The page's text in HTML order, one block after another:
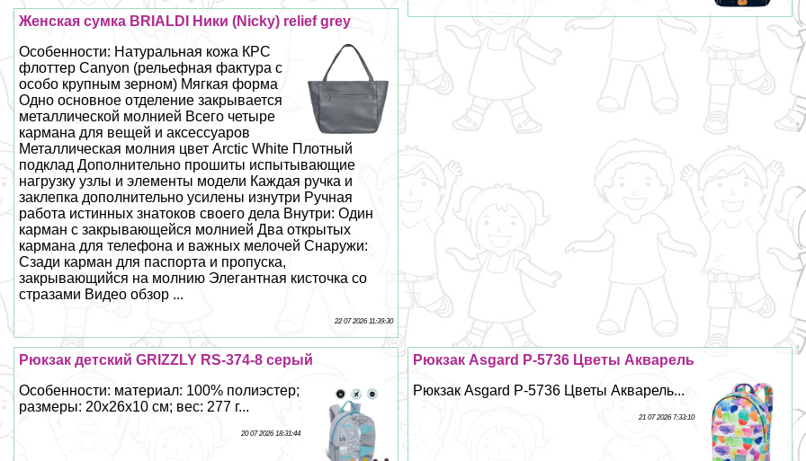
Женская сумка BRIALDI Ники (Nicky) relief grey
Особенности: Натуральная кожа КРС
флоттер Canyon (рельефная фактура с
особо крупным зерном) Мягкая форма
Одно основное отделение закрывается
металлической молнией Всего четыре
кармана для вещей и аксессуаров
Металлическая молния цвет Arctic White Плотный
подклад Дополнительно прошиты испытывающие
нагрузку узлы и элементы модели Каждая ручка и
заклепка дополнительно усилены изнутри Ручная
работа истинных знатоков своего дела Внутри: Один
карман с закрывающейся молнией Два открытых
кармана для телефона и важных мелочей Снаружи:
Сзади карман для паспорта и пропуска,
закрывающийся на молнию Элегантная кисточка со
стразами Видео обзор ...
22 07 2026 11:39:30
Рюкзак Asgard Р-5736 Цветы Акварель
Рюкзак Asgard Р-5736 Цветы Акварель...
21 07 2026 7:33:10
Рюкзак детский GRIZZLY RS-374-8 серый
Особенности: материал: 100% полиэстер;
размеры: 20х26х10 см; вес: 277 г...
20 07 2026 18:31:44